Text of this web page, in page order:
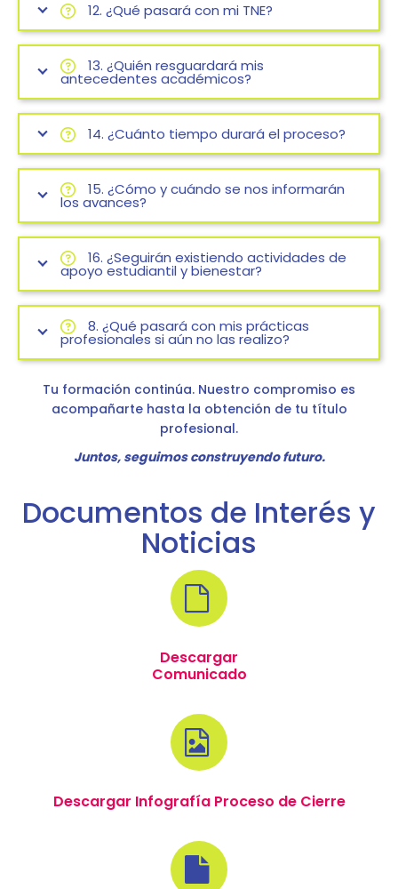
12. ¿Qué pasará con mi TNE?
13. ¿Quién resguardará mis
antecedentes académicos?
14. ¿Cuánto tiempo durará el proceso?
15. ¿Cómo y cuándo se nos informarán
los avances?
16. ¿Seguirán existiendo actividades de
apoyo estudiantil y bienestar?
8. ¿Qué pasará con mis prácticas
profesionales si aún no las realizo?
Tu formación continúa. Nuestro compromiso es
acompañarte hasta la obtención de tu título
profesional.
Juntos, seguimos construyendo futuro.
Documentos de Interés y
Noticias
Descargar
Comunicado
Descargar Infografía Proceso de Cierre